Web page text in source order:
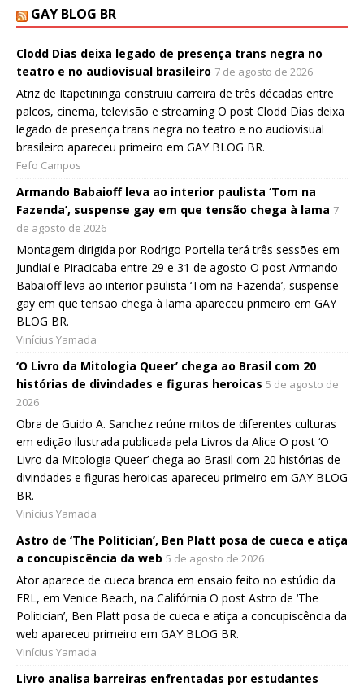
GAY BLOG BR
Clodd Dias deixa legado de presença trans negra no
teatro e no audiovisual brasileiro 7 de agosto de 2026
Atriz de Itapetininga construiu carreira de três décadas entre
palcos, cinema, televisão e streaming O post Clodd Dias deixa
legado de presença trans negra no teatro e no audiovisual
brasileiro apareceu primeiro em GAY BLOG BR.
Fefo Campos
Armando Babaioff leva ao interior paulista ‘Tom na
Fazenda’, suspense gay em que tensão chega à lama 7
de agosto de 2026
Montagem dirigida por Rodrigo Portella terá três sessões em
Jundiaí e Piracicaba entre 29 e 31 de agosto O post Armando
Babaioff leva ao interior paulista ‘Tom na Fazenda’, suspense
gay em que tensão chega à lama apareceu primeiro em GAY
BLOG BR.
Vinícius Yamada
‘O Livro da Mitologia Queer’ chega ao Brasil com 20
histórias de divindades e figuras heroicas 5 de agosto de
2026
Obra de Guido A. Sanchez reúne mitos de diferentes culturas
em edição ilustrada publicada pela Livros da Alice O post ‘O
Livro da Mitologia Queer’ chega ao Brasil com 20 histórias de
divindades e figuras heroicas apareceu primeiro em GAY BLOG
BR.
Vinícius Yamada
Astro de ‘The Politician’, Ben Platt posa de cueca e atiça
a concupiscência da web 5 de agosto de 2026
Ator aparece de cueca branca em ensaio feito no estúdio da
ERL, em Venice Beach, na Califórnia O post Astro de ‘The
Politician’, Ben Platt posa de cueca e atiça a concupiscência da
web apareceu primeiro em GAY BLOG BR.
Vinícius Yamada
Livro analisa barreiras enfrentadas por estudantes